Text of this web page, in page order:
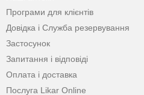
Програми для клієнтів
Довідка і Служба резервування
Застосунок
Запитання і відповіді
Оплата і доставка
Послуга Likar Online